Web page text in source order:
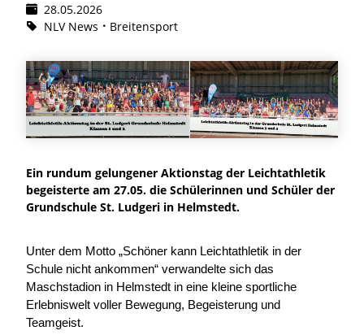
28.05.2026
NLV News
Breitensport
Ein rundum gelungener Aktionstag der Leichtathletik
begeisterte am 27.05. die Schülerinnen und Schüler der
Grundschule St. Ludgeri in Helmstedt.
Unter dem Motto „Schöner kann Leichtathletik in der
Schule nicht ankommen“ verwandelte sich das
Maschstadion in Helmstedt in eine kleine sportliche
Erlebniswelt voller Bewegung, Begeisterung und
Teamgeist.